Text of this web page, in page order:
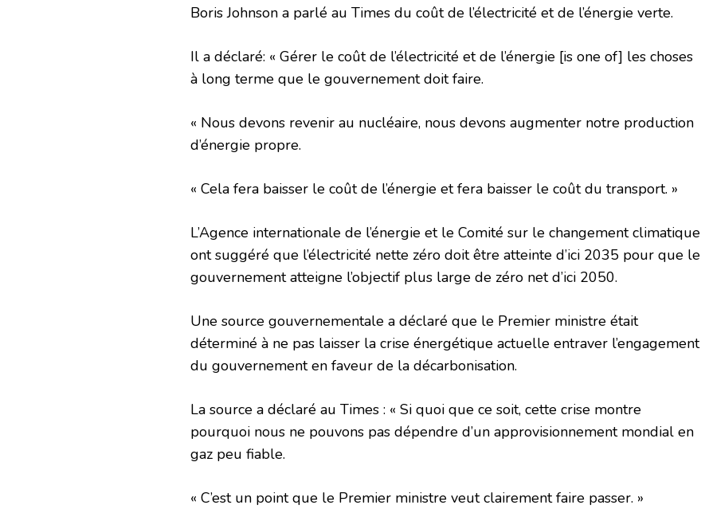
Boris Johnson a parlé au Times du coût de l’électricité et de l’énergie verte.
Il a déclaré: « Gérer le coût de l’électricité et de l’énergie [is one of] les choses
à long terme que le gouvernement doit faire.
« Nous devons revenir au nucléaire, nous devons augmenter notre production
d’énergie propre.
« Cela fera baisser le coût de l’énergie et fera baisser le coût du transport. »
L’Agence internationale de l’énergie et le Comité sur le changement climatique
ont suggéré que l’électricité nette zéro doit être atteinte d’ici 2035 pour que le
gouvernement atteigne l’objectif plus large de zéro net d’ici 2050.
Une source gouvernementale a déclaré que le Premier ministre était
déterminé à ne pas laisser la crise énergétique actuelle entraver l’engagement
du gouvernement en faveur de la décarbonisation.
La source a déclaré au Times : « Si quoi que ce soit, cette crise montre
pourquoi nous ne pouvons pas dépendre d’un approvisionnement mondial en
gaz peu fiable.
« C’est un point que le Premier ministre veut clairement faire passer. »